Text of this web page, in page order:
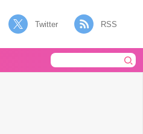
Twitter RSS